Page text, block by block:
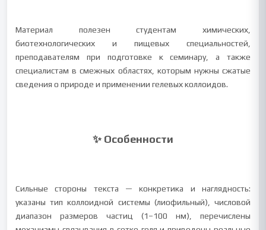
Материал полезен студентам химических,
биотехнологических и пищевых специальностей,
преподавателям при подготовке к семинару, а также
специалистам в смежных областях, которым нужны сжатые
сведения о природе и применении гелевых коллоидов.
✨ Особенности
Сильные стороны текста — конкретика и наглядность:
указаны тип коллоидной системы (лиофильный), числовой
диапазон размеров частиц (1–100 нм), перечислены